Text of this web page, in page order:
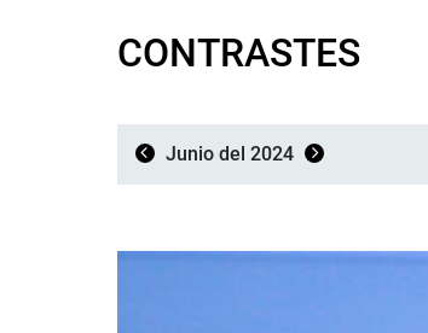
CONTRASTES
Junio del 2024